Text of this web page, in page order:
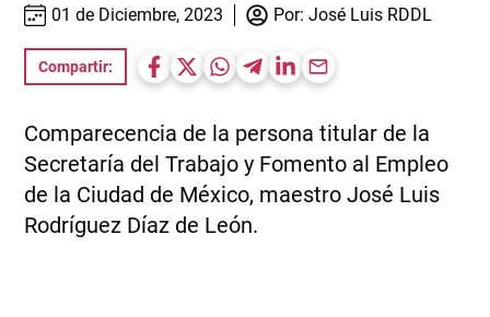
01 de Diciembre, 2023 Por: José Luis RDDL
Compartir:
Comparecencia de la persona titular de la
Secretaría del Trabajo y Fomento al Empleo
de la Ciudad de México, maestro José Luis
Rodríguez Díaz de León.